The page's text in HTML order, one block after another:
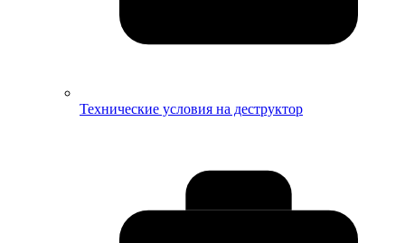
Технические условия на деструктор